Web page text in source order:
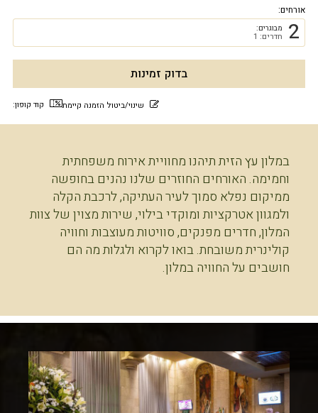
אורחים:
2 מבוגרים:
חדרים: 1
קוד קופון: שינוי/ביטול הזמנה קיימת
במלון עץ הזית תיהנו מחוויית אירוח משפחתית
וחמימה. האורחים החוזרים שלנו נהנים בחופשה
ממיקום נפלא סמוך לעיר העתיקה, לרכבת הקלה
ולמגוון אטרקציות ומוקדי בילוי, שירות מצוין של צוות
המלון, חדרים מפנקים, סוויטות מעוצבות וחוויה
קולינרית משובחת. בואו לקרוא ולגלות מה הם
חושבים על החוויה במלון.